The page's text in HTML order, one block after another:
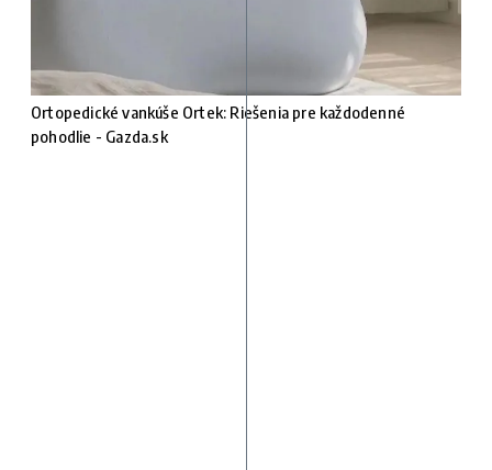
Ortopedické vankúše Ortek: Riešenia pre každodenné
pohodlie - Gazda.sk